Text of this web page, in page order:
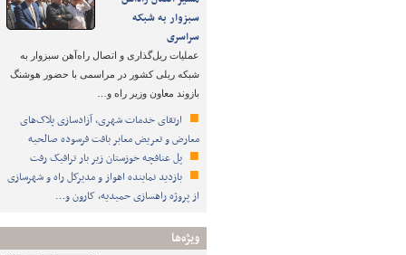
سبزوار به شبکه
سراسری
عملیات ریل‌گذاری و اتصال راه‌آهن سبزوار به
شبکه ریلی کشور در مراسمی با حضور هوشنگ
بازوند معاون وزیر راه و…
ارتقای خدمات شهری، آزادسازی پلاک‌های
معارض و تعریض معابر بافت فرسوده صالحیه
پل عنافچه خوزستان زیر بار ترافیک رفت
بازدید نماینده اهواز و مدیرکل راه و شهرسازی
از پروژه راهسازی حمیدیه، کارون و…
ویژه‌ها